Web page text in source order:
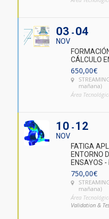
03
NOV
04
CÁLCULO
650,00€
mañana)
Área
10
NOV
12
FATIGA
ENTORNO
ENSAYOS -
750,00€
mañana)
Área
Validation &